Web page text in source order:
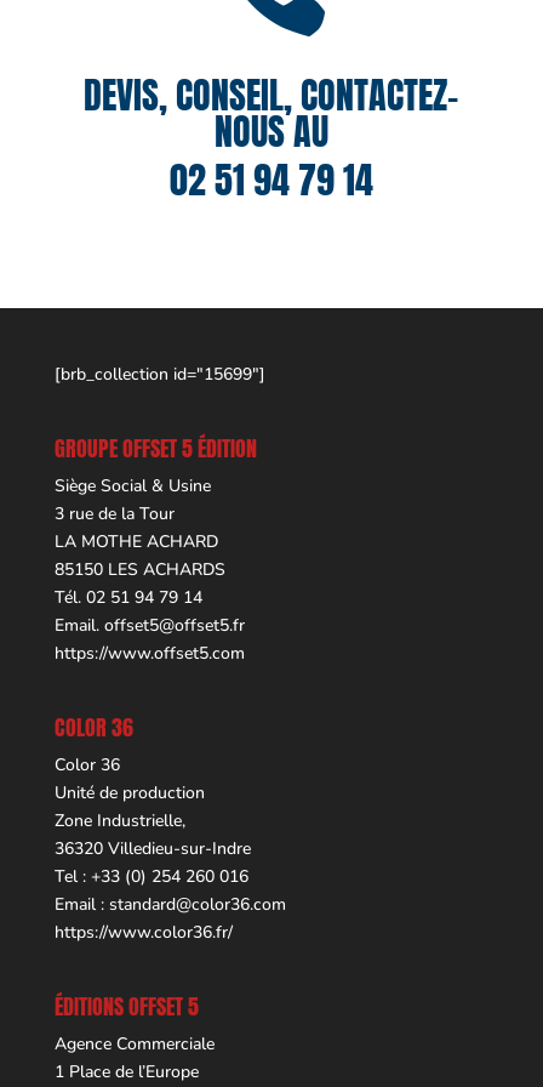
DEVIS, CONSEIL, CONTACTEZ-
NOUS AU
02 51 94 79 14
[brb_collection id="15699"]
GROUPE OFFSET 5 ÉDITION
Siège Social & Usine
3 rue de la Tour
LA MOTHE ACHARD
85150 LES ACHARDS
Tél. 02 51 94 79 14
Email. offset5@offset5.fr
https://www.offset5.com
COLOR 36
Color 36
Unité de production
Zone Industrielle,
36320 Villedieu-sur-Indre
Tel : +33 (0) 254 260 016
Email : standard@color36.com
https://www.color36.fr/
ÉDITIONS OFFSET 5
Agence Commerciale
1 Place de l’Europe